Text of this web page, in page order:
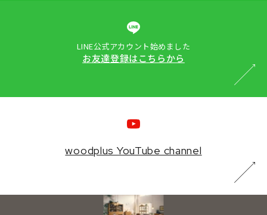
LINE公式アカウント始めました
お友達登録はこちらから
woodplus YouTube channel